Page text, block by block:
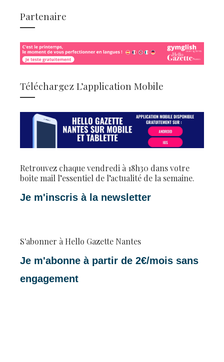
Partenaire
Téléchargez L’application Mobile
Retrouvez chaque vendredi à 18h30 dans votre
boite mail l’essentiel de l’actualité de la semaine.
Je m'inscris à la newsletter
S'abonner à Hello Gazette Nantes
Je m'abonne à partir de 2€/mois sans
engagement